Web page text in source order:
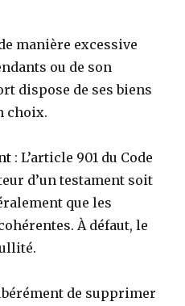
manière excessive
ou de son
dispose de ses biens
choix.
: L’article 901 du Code
d’un testament soit
que les
À défaut, le
de supprimer